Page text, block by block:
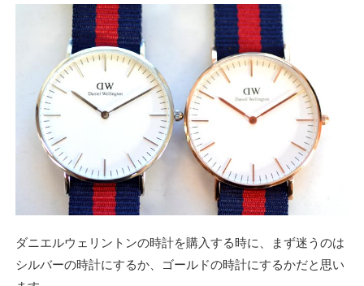
ダニエルウェリントンの時計を購入する時に、まず迷うのは
シルバーの時計にするか、ゴールドの時計にするかだと思い